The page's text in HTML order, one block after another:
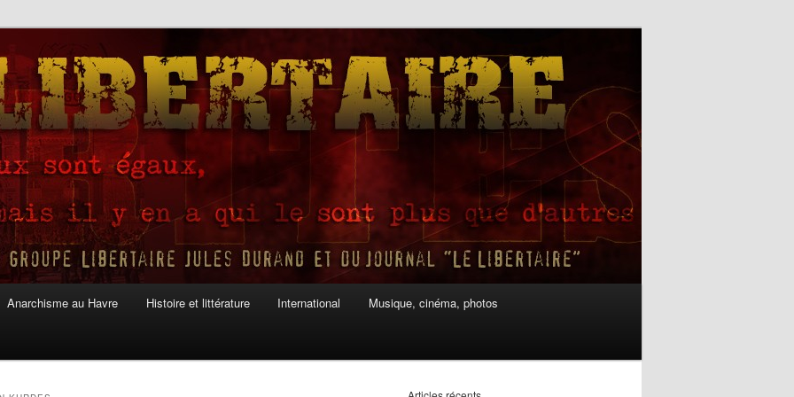
Anarchisme au Havre Histoire et littérature International Musique, cinéma, photos